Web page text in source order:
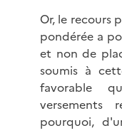
Or, le recours
pondérée a
et non de
soumis à
favorable
versements
pourquoi,